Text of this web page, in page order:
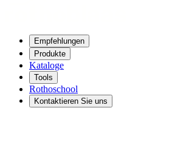
Empfehlungen
Produkte
Kataloge
Tools
Rothoschool
Kontaktieren Sie uns